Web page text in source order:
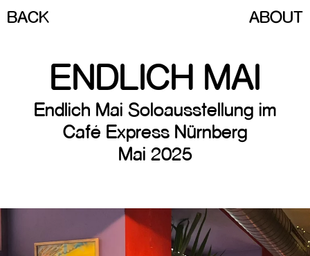
BACK ABOUT
ENDLICH MAI
Endlich Mai Soloausstellung im
Café Express Nürnberg
Mai 2025